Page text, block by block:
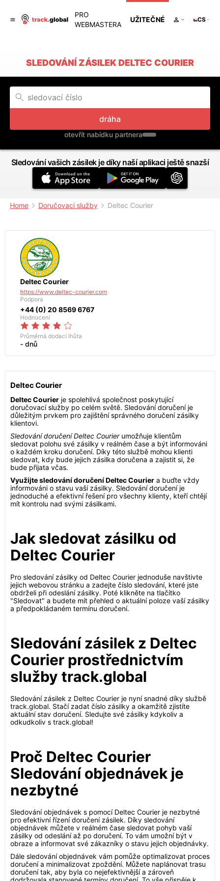
PRO
WEBMASTERA
UŽITEČNÉ CS
SLEDOVÁNÍ ZÁSILEK DELTEC COURIER
dráha
otevřít nabídku partnera
Sledování vašich zásilek je díky naší aplikaci ještě snazší
Home Doručovací služby Deltec Courier
Deltec Courier
https://www.deltec-courier.com
Podpora
+44 (0) 20 8569 6767
Hodnocení
Průměrná dodací lhůta
- dnů
Deltec Courier
Deltec Courier je spolehlivá společnost poskytující
doručovací služby po celém světě. Sledování doručení je
důležitým prvkem pro zajištění správného doručení zásilky
klientovi.
Sledování doručení Deltec Courierumožňuje klientům
sledovat polohu své zásilky v reálném čase a být informováni
o každém kroku doručení. Díky této službě mohou klienti
sledovat, kdy bude jejich zásilka doručena a zajistit si, že
bude přijata včas.
Využijte sledování doručení Deltec Courier a buďte vždy
informováni o stavu vaší zásilky. Sledování doručení je
jednoduché a efektivní řešení pro všechny klienty, kteří chtějí
mít kontrolu nad svými zásilkami.
Jak sledovat zásilku od
Deltec Courier
Pro sledování zásilky od Deltec Courier jednoduše navštivte
jejich webovou stránku a zadejte číslo sledování, které jste
obdrželi při odeslání zásilky. Poté klikněte na tlačítko
"Sledovat" a budete mít přehled o aktuální poloze vaší zásilky
a předpokládaném termínu doručení.
Sledování zásilek z Deltec
Courier prostřednictvím
služby track.global
Sledování zásilek z Deltec Courier je nyní snadné díky službě
track.global. Stačí zadat číslo zásilky a okamžitě zjistíte
aktuální stav doručení. Sledujte své zásilky kdykoliv a
odkudkoliv s track.global!
Proč Deltec Courier
Sledování objednávek je
nezbytné
Sledování objednávek s pomocí Deltec Courier je nezbytné
pro efektivní řízení doručení zásilek. Díky sledování
objednávek můžete v reálném čase sledovat pohyb vaší
zásilky od odeslání až po doručení. To vám umožní být v
obraze a informovat své zákazníky o stavu jejich objednávky.
Dále sledování objednávek vám pomůže optimalizovat proces
doručení a minimalizovat zpoždění. Můžete naplánovat trasu
doručení tak, aby byla co nejefektivnější a zároveň